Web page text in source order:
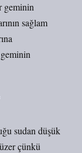
geminin
sağlam
geminin
sudan düşük
çünkü